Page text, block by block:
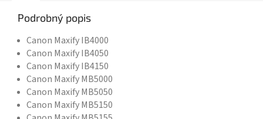
Podrobný popis
Canon Maxify IB4000
Canon Maxify IB4050
Canon Maxify IB4150
Canon Maxify MB5000
Canon Maxify MB5050
Canon Maxify MB5150